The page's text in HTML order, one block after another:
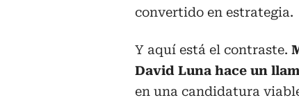
convertido en estrategia.
Y aquí está el contraste.
David Luna hace un
en una candidatura